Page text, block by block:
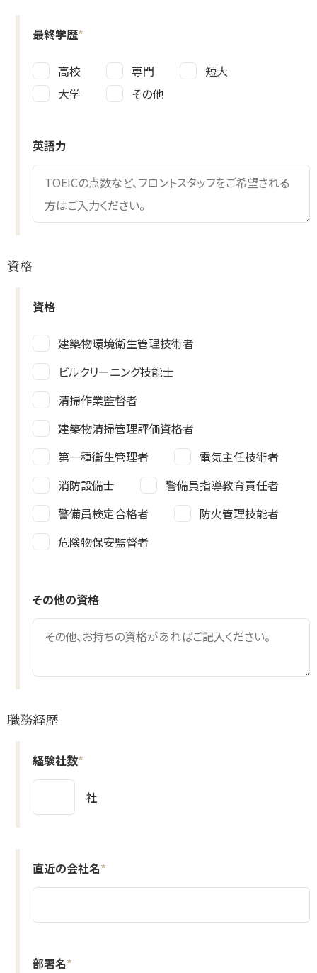
最終学歴*
高校 専門
短大
大学
その他
英語力
資格
資格
建築物環境衛生管理技術者
ビルクリーニング技能士
清掃作業監督者
建築物清掃管理評価資格者
第一種衛生管理者
電気主任技術者
消防設備士
警備員指導教育責任者
警備員検定合格者
防火管理技能者
危険物保安監督者
その他の資格
職務経歴
経験社数*
社
直近の会社名*
部署名*